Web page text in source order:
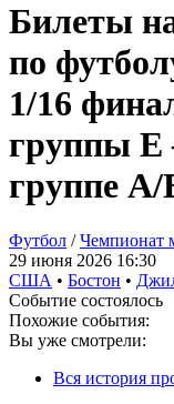
Билеты
по
1/16
группы E
группе
Футбол /Чемпионат
29 июня 2026 16:30
США • Бостон •
Событие состоялось
Похожие события:
Вы уже смотрели:
Вся история